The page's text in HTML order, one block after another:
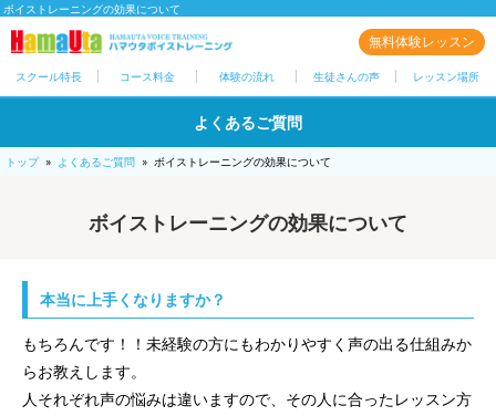
ボイストレーニングの効果について
無料体験レッスン
スクール特長 コース料金 体験の流れ 生徒さんの声 レッスン場所
よくあるご質問
トップ» よくあるご質問 » ボイストレーニングの効果について
ボイストレーニングの効果について
本当に上手くなりますか？
もちろんです！！未経験の方にもわかりやすく声の出る仕組みか
らお教えします。
人それぞれ声の悩みは違いますので、その人に合ったレッスン方